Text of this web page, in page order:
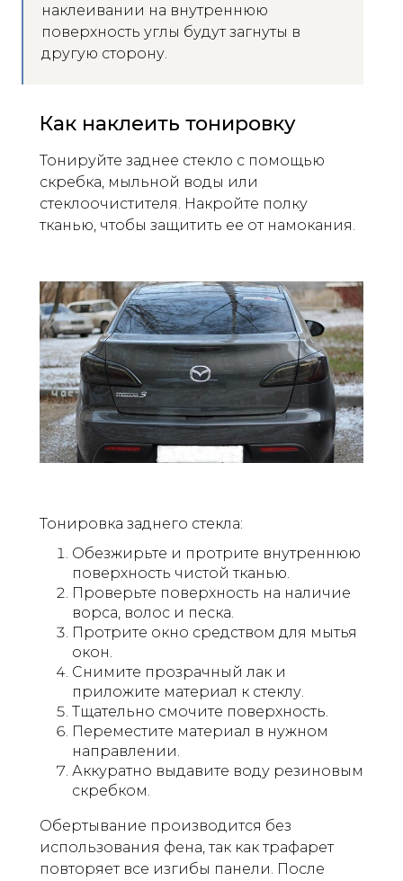
наклеивании на внутреннюю
поверхность углы будут загнуты в
другую сторону.
Как наклеить тонировку
Тонируйте заднее стекло с помощью
скребка, мыльной воды или
стеклоочистителя. Накройте полку
тканью, чтобы защитить ее от намокания.
Тонировка заднего стекла:
Обезжирьте и протрите внутреннюю
поверхность чистой тканью.
Проверьте поверхность на наличие
ворса, волос и песка.
Протрите окно средством для мытья
окон.
Снимите прозрачный лак и
приложите материал к стеклу.
Тщательно смочите поверхность.
Переместите материал в нужном
направлении.
Аккуратно выдавите воду резиновым
скребком.
Обертывание производится без
использования фена, так как трафарет
повторяет все изгибы панели. После